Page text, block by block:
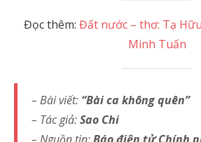
Đọc thêm: Đất nước – thơ: Tạ
Minh Tuấn
– Bài viết: “Bài ca không quên”
– Tác giả:Sao Chi